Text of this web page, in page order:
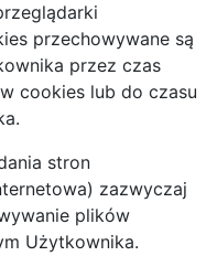
przechowywane są
przez czas
cookies lub do czasu
stron
zazwyczaj
plików
Użytkownika.